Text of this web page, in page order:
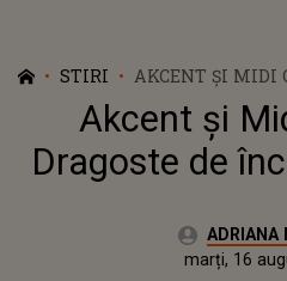
STIRI
AKCENT ȘI MIDI
ÎNCHIRIAT
Akcent și
Dragoste de
Autor:ADRIANA
Actualizat:
marți, 16